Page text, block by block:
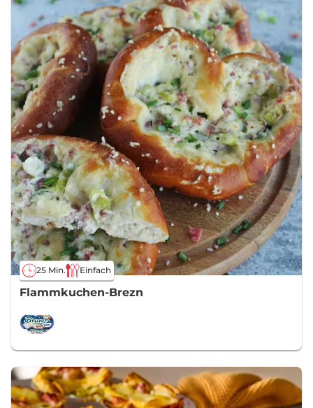
25 Min. Einfach
Flammkuchen-Brezn